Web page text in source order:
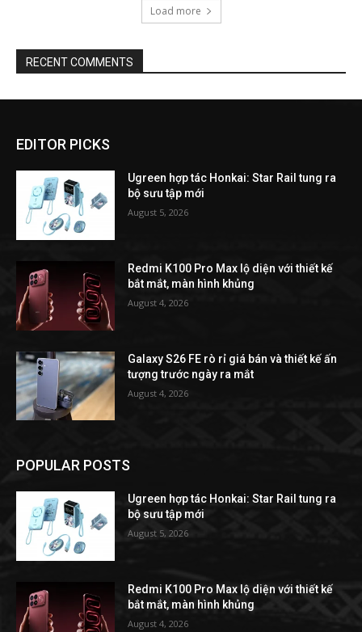
Load more
RECENT COMMENTS
EDITOR PICKS
Ugreen hợp tác Honkai: Star Rail tung ra
bộ sưu tập mới
August 5, 2026
Redmi K100 Pro Max lộ diện với thiết kế
bắt mắt, màn hình khủng
August 4, 2026
Galaxy S26 FE rò rỉ giá bán và thiết kế ấn
tượng trước ngày ra mắt
August 4, 2026
POPULAR POSTS
Ugreen hợp tác Honkai: Star Rail tung ra
bộ sưu tập mới
August 5, 2026
Redmi K100 Pro Max lộ diện với thiết kế
bắt mắt, màn hình khủng
August 4, 2026